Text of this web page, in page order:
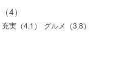
（4）
実（4.1）
グルメ（3.8）